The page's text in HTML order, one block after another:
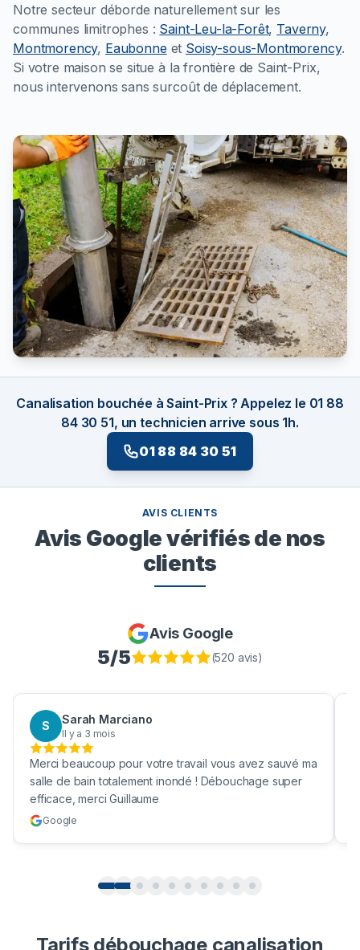
Notre secteur déborde naturellement sur les
communes limitrophes : Saint-Leu-la-Forêt, Taverny,
Montmorency, Eaubonneet Soisy-sous-Montmorency.
Si votre maison se situe à la frontière de Saint-Prix,
nous intervenons sans surcoût de déplacement.
Canalisation bouchée à Saint-Prix ? Appelez le 01 88
84 30 51, un technicien arrive sous 1h.
01 88 84 30 51
AVIS CLIENTS
Avis Google vérifiés de nos
clients
Avis Google
5/5 (520 avis)
S Sarah Marciano
Il y a 3 mois
Merci beaucoup pour votre travail vous avez sauvé ma
salle de bain totalement inondé ! Débouchage super
efficace, merci Guillaume
Google
Tarifs débouchage canalisation